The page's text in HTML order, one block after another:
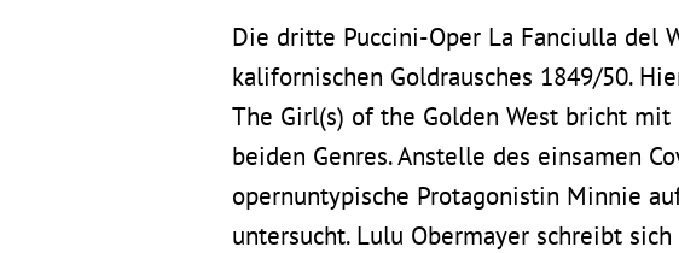
Die dritte Puccini-Oper La Fanciulla del
kalifornischen Goldrausches 1849/50.
The Girl(s) of the Golden West bricht mit
beiden Genres. Anstelle des einsamen
opernuntypische Protagonistin Minnie
untersucht. Lulu Obermayer schreibt